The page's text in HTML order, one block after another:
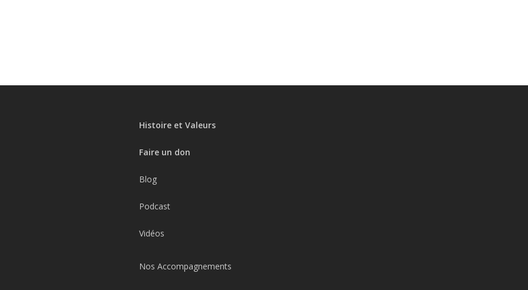
Histoire et Valeurs
Faire un don
Blog
Podcast
Vidéos
Nos Accompagnements